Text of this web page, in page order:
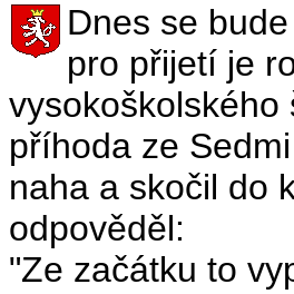
Dnes se
pro přijetí je
příhoda ze
naha a skočil do
odpověděl:
"Ze začátku to